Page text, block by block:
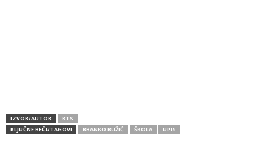
IZVOR/AUTOR
RTS
KLJUČNE REČI/TAGOVI
BRANKO RUŽIĆ ŠKOLA UPIS